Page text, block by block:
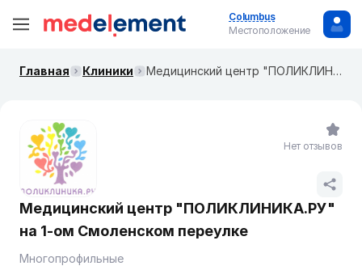
Columbus
Местоположение
Главная Клиники Медицинский центр "ПОЛИКЛИНИКА.РУ" на ​​​1-ом Смоленском переулке
Медицинский центр "ПОЛИКЛИНИКА.РУ"
на ​​​1-ом Смоленском переулке
Многопрофильные
Нет отзывов